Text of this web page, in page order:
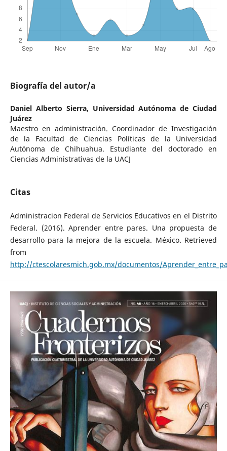
Biografía del autor/a
Daniel Alberto Sierra, Universidad Autónoma de Ciudad
Juárez
Maestro en administración. Coordinador de Investigación
de la Facultad de Ciencias Políticas de la Universidad
Autónoma de Chihuahua. Estudiante del doctorado en
Ciencias Administrativas de la UACJ
Citas
Administracion Federal de Servicios Educativos en el Distrito
Federal. (2016). Aprender entre pares. Una propuesta de
desarrollo para la mejora de la escuela. México. Retrieved
from
http://ctescolaresmich.gob.mx/documentos/